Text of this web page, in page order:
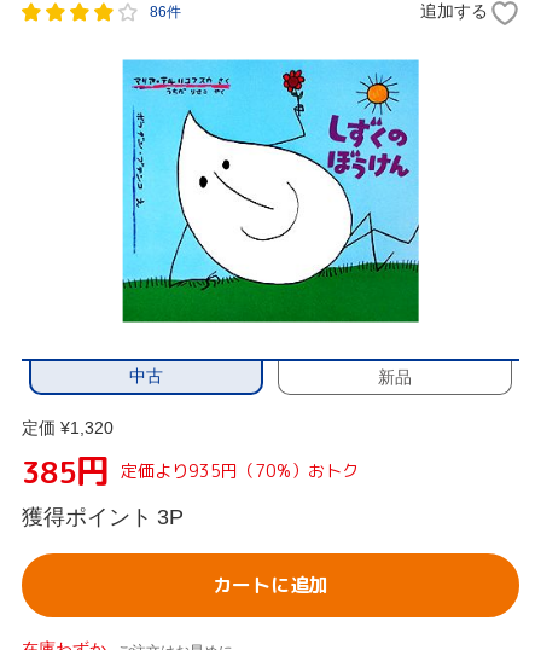
86件 追加する
中古 新品
定価 ¥1,320
385円 定価より935円（70%）おトク
獲得ポイント 3P
カートに追加